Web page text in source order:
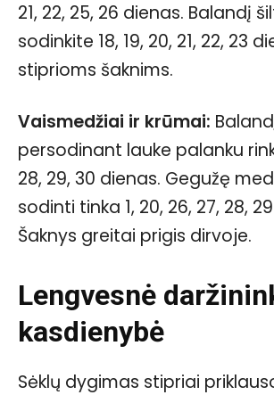
21, 22, 25, 26 dienas. Balandį
sodinkite 18, 19, 20, 21, 22, 23
stiprioms šaknims.
Vaismedžiai ir krūmai:
persodinant lauke palanku
28, 29, 30 dienas. Gegužę
sodinti tinka 1, 20, 26, 27, 28,
Šaknys greitai prigis dirvoje.
Lengvesnė
kasdienybė
Sėklų dygimas stipriai